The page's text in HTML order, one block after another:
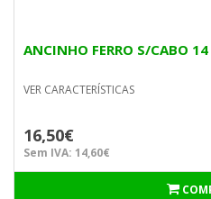
ANCINHO FERRO S/CABO
VER CARACTERÍSTICAS
16,50€
Sem IVA: 14,60€